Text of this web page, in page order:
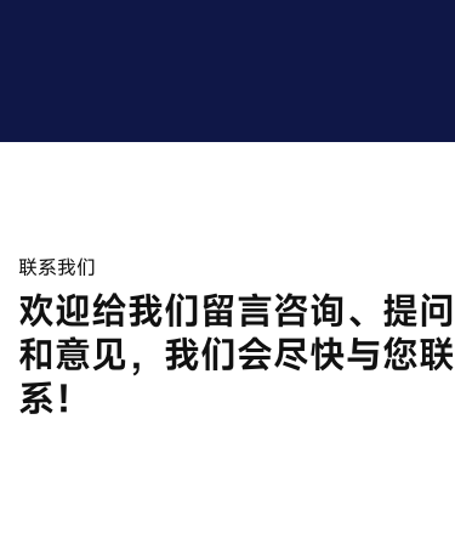
联系我们
欢迎给我们留言咨询、提问
和意见，我们会尽快与您联
系！